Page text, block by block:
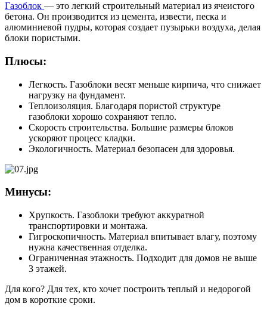
Газоблок — это легкий строительный материал из ячеистого
бетона. Он производится из цемента, извести, песка и
алюминиевой пудры, которая создает пузырьки воздуха, делая
блоки пористыми.
Плюсы:
Легкость. Газоблоки весят меньше кирпича, что снижает
нагрузку на фундамент.
Теплоизоляция. Благодаря пористой структуре
газоблоки хорошо сохраняют тепло.
Скорость строительства. Большие размеры блоков
ускоряют процесс кладки.
Экологичность. Материал безопасен для здоровья.
Минусы:
Хрупкость. Газоблоки требуют аккуратной
транспортировки и монтажа.
Гигроскопичность. Материал впитывает влагу, поэтому
нужна качественная отделка.
Ограниченная этажность. Подходит для домов не выше
3 этажей.
Для кого? Для тех, кто хочет построить теплый и недорогой
дом в короткие сроки.